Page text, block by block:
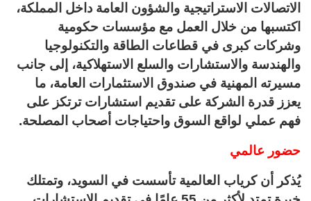
الاتصالات الاستراتيجية والشؤون العامة داخل المملكة،
اكتسبها من خلال العمل مع مؤسسات حكومية
وشركات كبرى في قطاعات الطاقة والتكنولوجيا
والهندسة والاستشارات والسلع الاستهلاكية، إلى جانب
مسيرته المهنية في صندوق الاستثمارات العامة، ما
يعزز قدرة الشركة على تقديم استشارات ترتكز على
فهم عملي لواقع السوق واحتياجات أصحاب المصلحة.
حضور عالمي
يُذكر أن كرياب العالمية تأسست في السويد، وتمتلك